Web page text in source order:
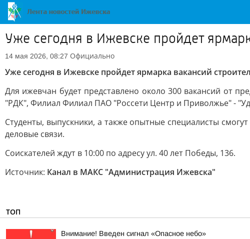
Уже сегодня в Ижевске пройдет
14 мая 2026, 08:27 Официально
Уже сегодня в Ижевске пройдет ярмарка вакансий
Для ижевчан будет представлено около 300 вакансий от
"РДК", Филиал Филиал ПАО "Россети Центр и Приволжье" -
Студенты, выпускники, а также опытные специалисты
деловые связи.
Соискателей ждут в 10:00 по адресу ул. 40 лет Победы, 136.
Источник: Канал в МАКС "Администрация Ижевска"
ТОП
Внимание! Введен сигнал «Опасное небо»